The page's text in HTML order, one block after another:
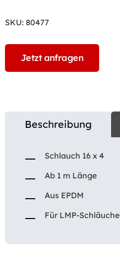
SKU: 80477
Jetzt anfragen
Beschreibung
Schlauch 16 x 4
Ab 1 m Länge
Aus EPDM
Für LMP-Schläuche